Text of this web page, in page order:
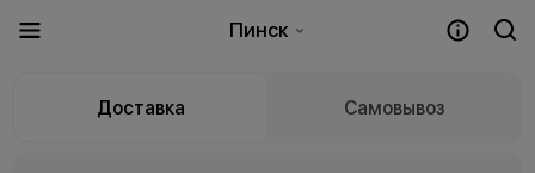
Пинск
Доставка Самовывоз